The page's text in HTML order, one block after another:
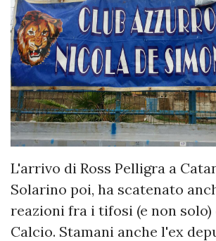
L'arrivo di Ross Pelligra a
Solarino poi, ha scatenato
reazioni fra i tifosi (e non solo)
Calcio. Stamani anche l'ex